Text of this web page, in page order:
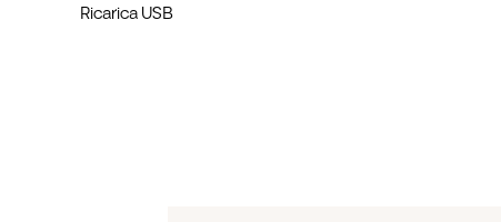
Ricarica USB